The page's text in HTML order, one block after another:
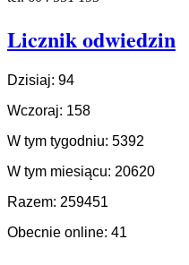
Licznik odwiedzin
Dzisiaj: 94
Wczoraj: 158
W tym tygodniu: 5392
W tym miesiącu: 20620
Razem: 259451
Obecnie online: 41